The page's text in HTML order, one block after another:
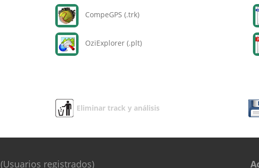
CompeGPS (.trk)
OziExplorer (.plt)
Eliminar track y análisis
(Usuarios registrados)